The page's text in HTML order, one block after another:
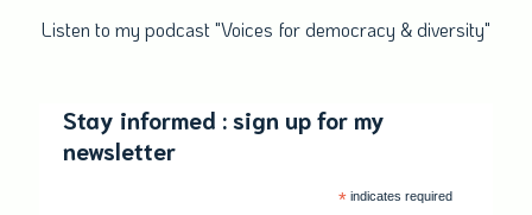
Listen to my podcast "Voices for democracy & diversity"
Stay informed : sign up for my
newsletter
* indicates required